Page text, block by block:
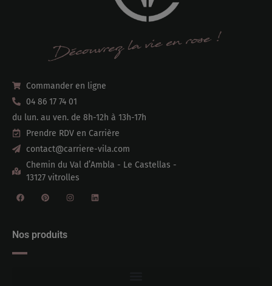
Commander en ligne
04 86 17 74 01
du lun. au ven. de 8h-12h à 13h-17h
Prendre RDV en Carrière
contact@carriere-vila.com
Chemin du Val d’Ambla - Le Castellas -
13127 vitrolles
Nos produits